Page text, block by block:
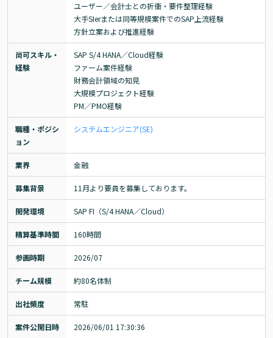
ユーザー／会計士との折衝・要件整理経験
大手SIerまたは同等規模案件でのSAP上流経験
方針立案および推進経験
尚可スキル・
経験
SAP S/4 HANA／Cloud経験
ファーム案件経験
財務会計領域の知見
大規模プロジェクト経験
PM／PMO経験
職種・ポジシ
ョン
システムエンジニア(SE)
業界 金融
募集背景 11月より要員を募集しております。
開発環境 SAP FI（S/4 HANA／Cloud）
精算基準時間 160時間
参画時期 2026/07
チーム規模 約80名体制
出社頻度 常駐
案件公開日時 2026/06/01 17:30:36